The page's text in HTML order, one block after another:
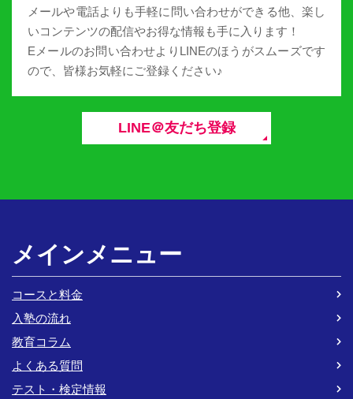
メールや電話よりも手軽に問い合わせができる他、楽し
いコンテンツの配信やお得な情報も手に入ります！
Eメールのお問い合わせよりLINEのほうがスムーズです
ので、皆様お気軽にご登録ください♪
LINE＠友だち登録
メインメニュー
コースと料金
入塾の流れ
教育コラム
よくある質問
テスト・検定情報